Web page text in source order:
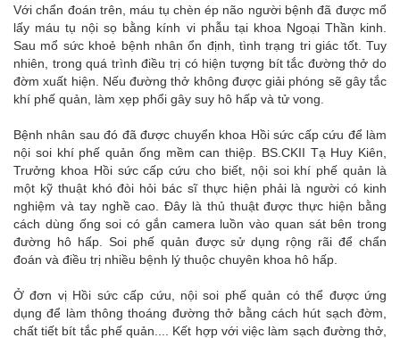
Với chẩn đoán trên, máu tụ chèn ép não người bệnh đã được mổ
lấy máu tụ nội sọ bằng kính vi phẫu tại khoa Ngoại Thần kinh.
Sau mổ sức khoẻ bệnh nhân ổn định, tình trạng tri giác tốt. Tuy
nhiên, trong quá trình điều trị có hiện tượng bít tắc đường thở do
đờm xuất hiện. Nếu đường thở không được giải phóng sẽ gây tắc
khí phế quản, làm xẹp phổi gây suy hô hấp và tử vong.
Bệnh nhân sau đó đã được chuyển khoa Hồi sức cấp cứu để làm
nội soi khí phế quản ống mềm can thiệp. BS.CKII Tạ Huy Kiên,
Trưởng khoa Hồi sức cấp cứu cho biết, nội soi khí phế quản là
một kỹ thuật khó đòi hỏi bác sĩ thực hiện phải là người có kinh
nghiệm và tay nghề cao. Đây là thủ thuật được thực hiện bằng
cách dùng ống soi có gắn camera luồn vào quan sát bên trong
đường hô hấp. Soi phế quản được sử dụng rộng rãi để chẩn
đoán và điều trị nhiều bệnh lý thuộc chuyên khoa hô hấp.
Ở đơn vị Hồi sức cấp cứu, nội soi phế quản có thể được ứng
dụng để làm thông thoáng đường thở bằng cách hút sạch đờm,
chất tiết bít tắc phế quản.... Kết hợp với việc làm sạch đường thở,